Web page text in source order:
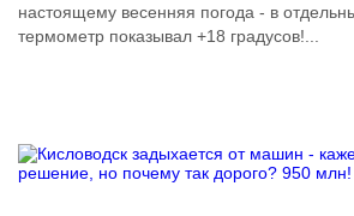
настоящему весенняя погода - в
термометр показывал +18 градусов!...